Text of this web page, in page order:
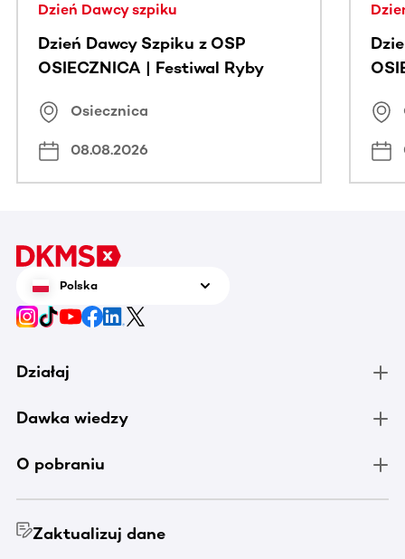
Dzień Dawcy szpiku
Dzień Dawcy Szpiku z OSP
OSIECZNICA | Festiwal Ryby
Osiecznica
08.08.2026
Polska
Działaj
Dawka wiedzy
O pobraniu
Zaktualizuj dane